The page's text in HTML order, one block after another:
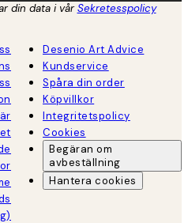
din data i vårSekretesspolicy
Desenio Art Advice
Kundservice
Spåra din order
Köpvillkor
Integritetspolicy
Cookies
Begäran om
avbeställning
Hantera cookies